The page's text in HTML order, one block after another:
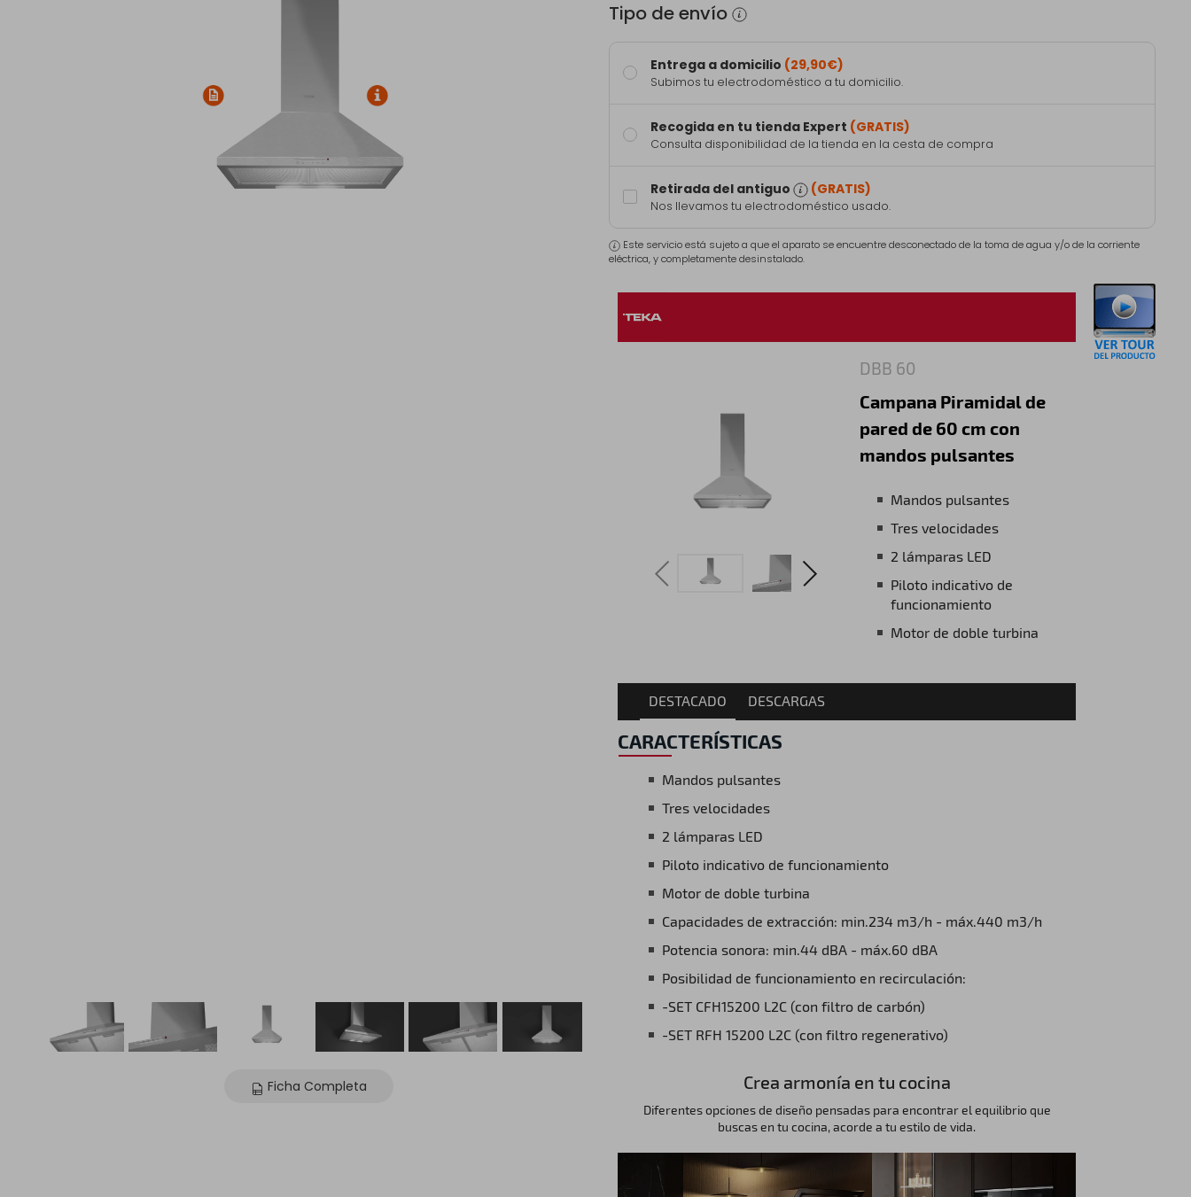
Ficha Completa
Tipo de envío
Entrega a domicilio (29,90€)
Subimos tu electrodoméstico a tu domicilio.
Recogida en tu tienda Expert (GRATIS)
Consulta disponibilidad de la tienda en la cesta de compra
Retirada del antiguo (GRATIS)
Nos llevamos tu electrodoméstico usado.
Este servicio está sujeto a que el aparato se encuentre desconectado de la toma de agua y/o de la corriente
eléctrica, y completamente desinstalado.
DBB 60
Campana Piramidal de
pared de 60 cm con
mandos pulsantes
Mandos pulsantes
Tres velocidades
2 lámparas LED
Piloto indicativo de
funcionamiento
Motor de doble turbina
DESTACADO DESCARGAS
CARACTERÍSTICAS
Mandos pulsantes
Tres velocidades
2 lámparas LED
Piloto indicativo de funcionamiento
Motor de doble turbina
Capacidades de extracción: min.234 m3/h - máx.440 m3/h
Potencia sonora: min.44 dBA - máx.60 dBA
Posibilidad de funcionamiento en recirculación:
-SET CFH15200 L2C (con filtro de carbón)
-SET RFH 15200 L2C (con filtro regenerativo)
Crea armonía en tu cocina
Diferentes opciones de diseño pensadas para encontrar el equilibrio que
buscas en tu cocina, acorde a tu estilo de vida.